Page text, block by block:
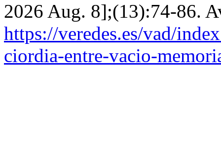
2026 Aug. 8];(13):74-86.
https://veredes.es/vad/
ciordia-entre-vacio-